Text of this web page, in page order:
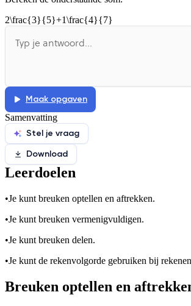
De uitleg gaat te langzaam
2\frac{3}{5}+1\frac{4}{7}
Maak opgaven
Samenvatting
Stel je vraag
Download
Leerdoelen
•Je kunt breuken optellen en aftrekken.
•Je kunt breuken vermenigvuldigen.
•Je kunt breuken delen.
•Je kunt de rekenvolgorde gebruiken bij
Breuken optellen en